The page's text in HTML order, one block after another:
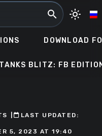
search light_mode
DOWNLOAD
TANKS BLITZ: FB
ㅤLAST UPDATED:
5, 2023 AT 19:40